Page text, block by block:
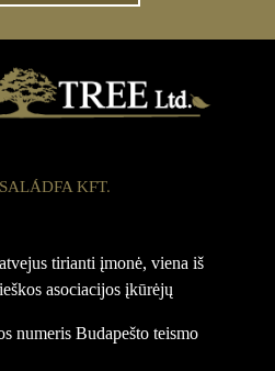
KFT.
tirianti įmonė, viena iš
asociacijos įkūrėjų
numeris Budapešto teismo